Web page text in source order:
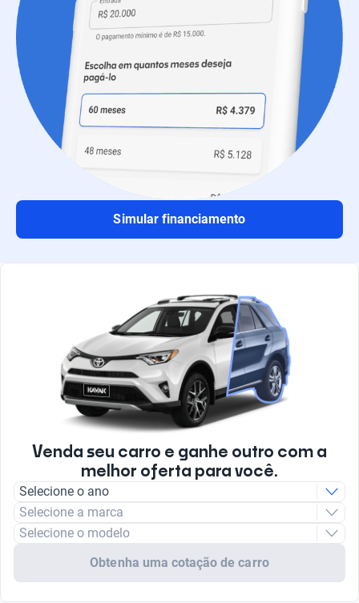
Simular financiamento
Venda seu carro e ganhe outro com a
melhor oferta para você.
Selecione o ano
Selecione a marca
Selecione o modelo
Obtenha uma cotação de carro